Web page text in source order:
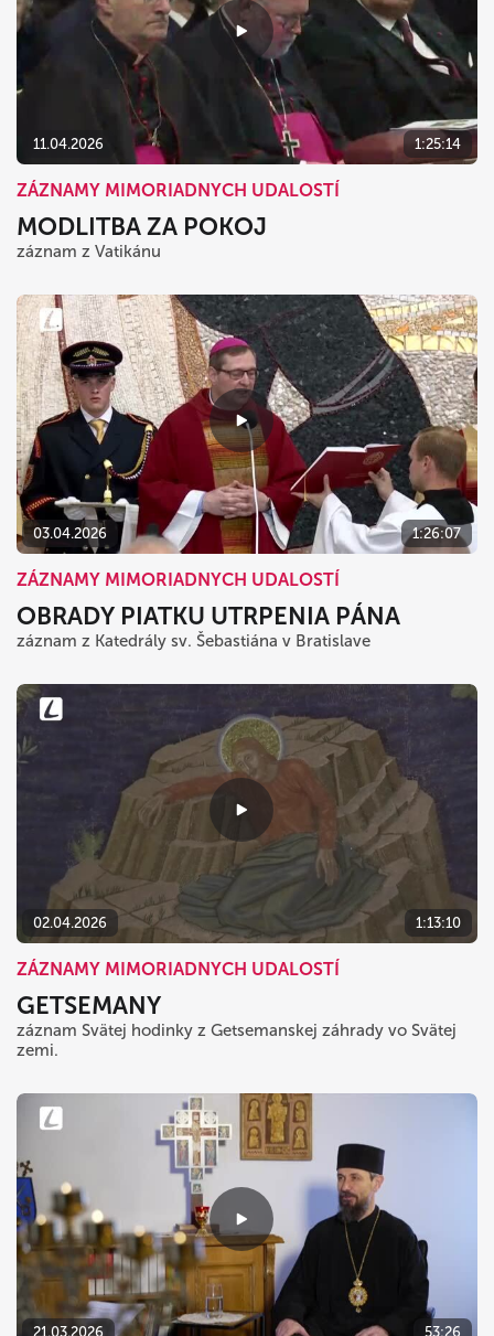
11.04.2026 1:25:14
ZÁZNAMY MIMORIADNYCH UDALOSTÍ
MODLITBA ZA POKOJ
záznam z Vatikánu
03.04.2026 1:26:07
ZÁZNAMY MIMORIADNYCH UDALOSTÍ
OBRADY PIATKU UTRPENIA PÁNA
záznam z Katedrály sv. Šebastiána v Bratislave
02.04.2026 1:13:10
ZÁZNAMY MIMORIADNYCH UDALOSTÍ
GETSEMANY
záznam Svätej hodinky z Getsemanskej záhrady vo Svätej
zemi.
21.03.2026 53:26